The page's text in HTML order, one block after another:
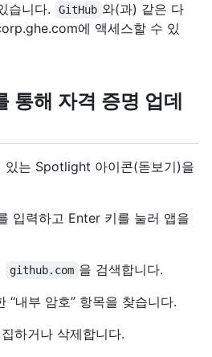
습니다.
GitHub 와(과) 같은 다
에 액세스할 수 있
통해 자격 증명 업데
있는 Spotlight 아이콘(돋보기)을
입력하고 Enter 키를 눌러 앱을
github.com 을 검색합니다.
“내부 암호” 항목을 찾습니다.
하거나 삭제합니다.